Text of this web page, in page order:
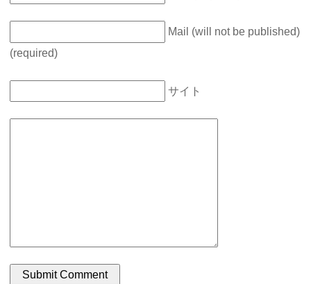
Mail (will not be published)
(required)
サイト